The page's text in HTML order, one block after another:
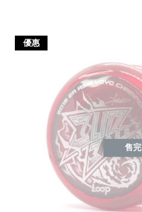
優惠
售完